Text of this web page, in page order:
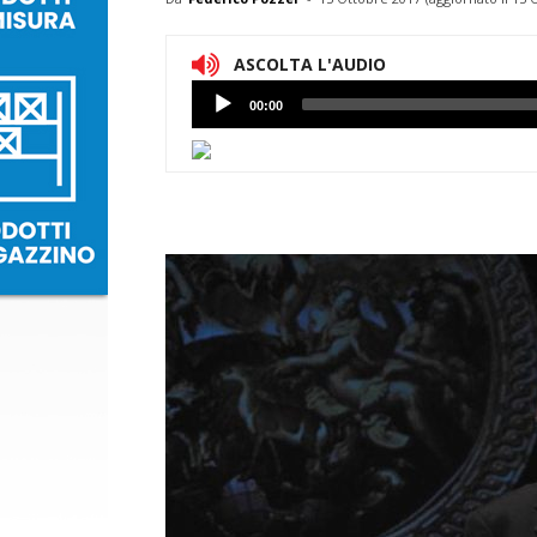
ASCOLTA L'AUDIO
Lettore
Audio
00:00